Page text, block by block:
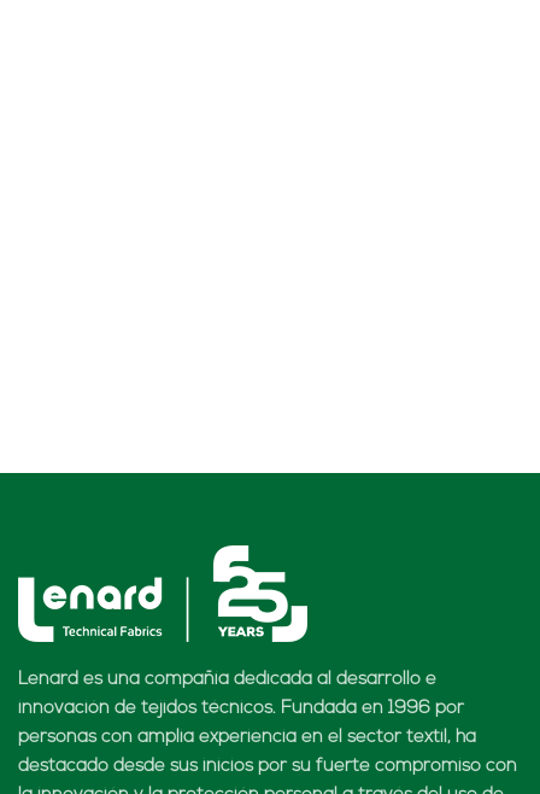
Lenard es una compañía dedicada al desarrollo e
innovación de tejidos técnicos. Fundada en 1996 por
personas con amplia experiencia en el sector textil, ha
destacado desde sus inicios por su fuerte compromiso con